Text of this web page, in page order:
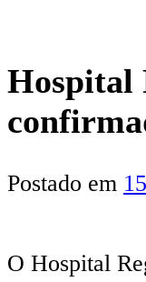
Hospital
Postado em
O Hospital